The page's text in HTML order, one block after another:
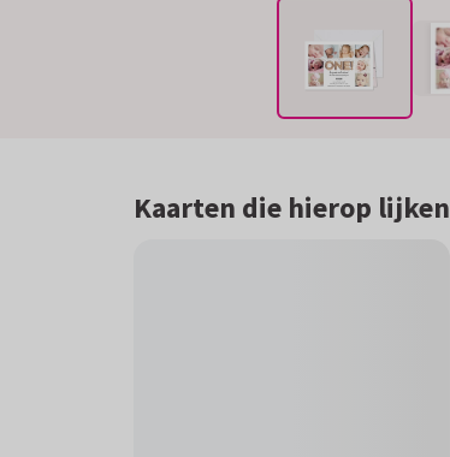
Kaarten die hierop lijken